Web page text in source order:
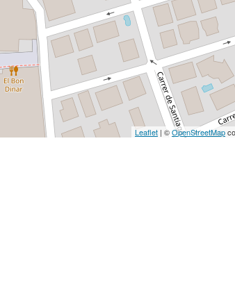
Leaflet | ©OpenStreetMap